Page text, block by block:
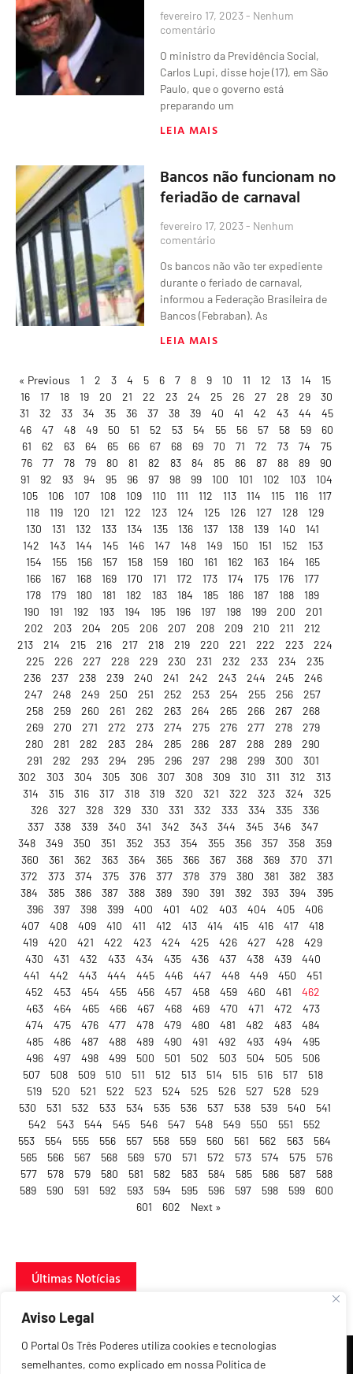
Aviso Legal
O Portal Os Três Poderes utiliza cookies e tecnologias
semelhantes, como explicado em nossa Política de
fevereiro 17, 2023 Nenhum
comentário
O ministro da Previdência Social,
Carlos Lupi, disse hoje (17), em São
Paulo, que o governo está
preparando um
LEIA MAIS
Bancos não funcionam no
feriadão de carnaval
fevereiro 17, 2023 Nenhum
comentário
Os bancos não vão ter expediente
durante o feriado de carnaval,
informou a Federação Brasileira de
Bancos (Febraban). As
LEIA MAIS
« Previous 1 2 3 4 5 6 7 8 9 10 11 12 13 14
15
16
17 18 19 20 21 22 23 24 25 26 27 28 29
30
31
32 33 34 35 36 37 38 39 40 41 42 43 44
45
46
47 48 49 50 51 52 53 54 55 56 57 58 59
60
61
62 63 64 65 66 67 68 69 70 71 72 73 74
75
76
77 78 79 80 81 82 83 84 85 86 87 88 89
90
91
92 93 94 95 96 97 98 99 100 101 102 103
104
105
106 107 108 109 110 111 112 113 114 115 116
117
118
119 120 121 122 123 124 125 126 127 128
129
130
131 132 133 134 135 136 137 138 139 140
141
142
143 144 145 146 147 148 149 150 151 152
153
154
155 156 157 158 159 160 161 162 163 164
165
166
167 168 169 170 171 172 173 174 175 176
177
178
179 180 181 182 183 184 185 186 187 188
189
190
191 192 193 194 195 196 197 198 199 200
201
202
203 204 205 206 207 208 209 210 211
212
213
214 215 216 217 218 219 220 221 222 223
224
225
226 227 228 229 230 231 232 233 234
235
236
237 238 239 240 241 242 243 244 245
246
247
248 249 250 251 252 253 254 255 256
257
258
259 260 261 262 263 264 265 266 267
268
269
270 271 272 273 274 275 276 277 278
279
280
281 282 283 284 285 286 287 288 289
290
291
292 293 294 295 296 297 298 299 300
301
302
303 304 305 306 307 308 309 310 311 312
313
314
315 316 317 318 319 320 321 322 323 324
325
326
327 328 329 330 331 332 333 334 335
336
337
338 339 340 341 342 343 344 345 346
347
348
349 350 351 352 353 354 355 356 357 358
359
360
361 362 363 364 365 366 367 368 369 370
371
372
373 374 375 376 377 378 379 380 381 382
383
384
385 386 387 388 389 390 391 392 393 394
395
396
397 398 399 400 401 402 403 404 405
406
407
408 409 410 411 412 413 414 415 416 417
418
419
420 421 422 423 424 425 426 427 428
429
430
431 432 433 434 435 436 437 438 439
440
441
442 443 444 445 446 447 448 449 450
451
452
453 454 455 456 457 458 459 460 461
462
463
464 465 466 467 468 469 470 471 472
473
474
475 476 477 478 479 480 481 482 483
484
485
486 487 488 489 490 491 492 493 494
495
496
497 498 499 500 501 502 503 504 505
506
507
508 509 510 511 512 513 514 515 516 517
518
519
520 521 522 523 524 525 526 527 528
529
530
531 532 533 534 535 536 537 538 539 540
541
542
543 544 545 546 547 548 549 550 551
552
553
554 555 556 557 558 559 560 561 562 563
564
565
566 567 568 569 570 571 572 573 574 575
576
577
578 579 580 581 582 583 584 585 586 587
588
589
590 591 592 593 594 595 596 597 598 599
600
601
602 Next »
Últimas Notícias